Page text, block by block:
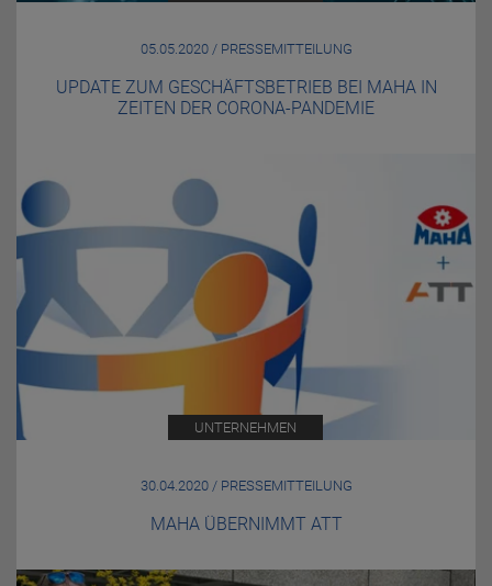
05.05.2020 / PRESSEMITTEILUNG
UPDATE ZUM GESCHÄFTSBETRIEB BEI MAHA IN
ZEITEN DER CORONA-PANDEMIE
UNTERNEHMEN
30.04.2020 / PRESSEMITTEILUNG
MAHA ÜBERNIMMT ATT